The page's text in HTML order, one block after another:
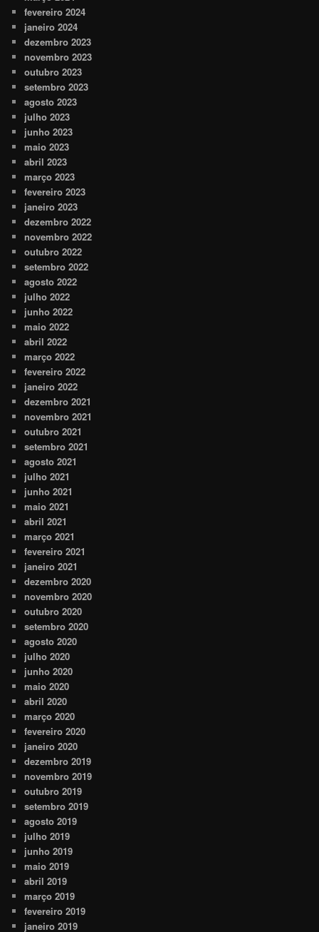
fevereiro 2024
janeiro 2024
dezembro 2023
novembro 2023
outubro 2023
setembro 2023
agosto 2023
julho 2023
junho 2023
maio 2023
abril 2023
março 2023
fevereiro 2023
janeiro 2023
dezembro 2022
novembro 2022
outubro 2022
setembro 2022
agosto 2022
julho 2022
junho 2022
maio 2022
abril 2022
março 2022
fevereiro 2022
janeiro 2022
dezembro 2021
novembro 2021
outubro 2021
setembro 2021
agosto 2021
julho 2021
junho 2021
maio 2021
abril 2021
março 2021
fevereiro 2021
janeiro 2021
dezembro 2020
novembro 2020
outubro 2020
setembro 2020
agosto 2020
julho 2020
junho 2020
maio 2020
abril 2020
março 2020
fevereiro 2020
janeiro 2020
dezembro 2019
novembro 2019
outubro 2019
setembro 2019
agosto 2019
julho 2019
junho 2019
maio 2019
abril 2019
março 2019
fevereiro 2019
janeiro 2019